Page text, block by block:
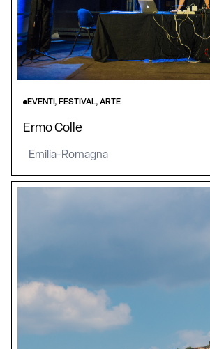
EVENTI, FESTIVAL, ARTE
Ermo Colle
Emilia-Romagna